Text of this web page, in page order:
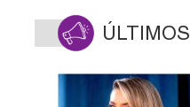
ÚLTIMOS